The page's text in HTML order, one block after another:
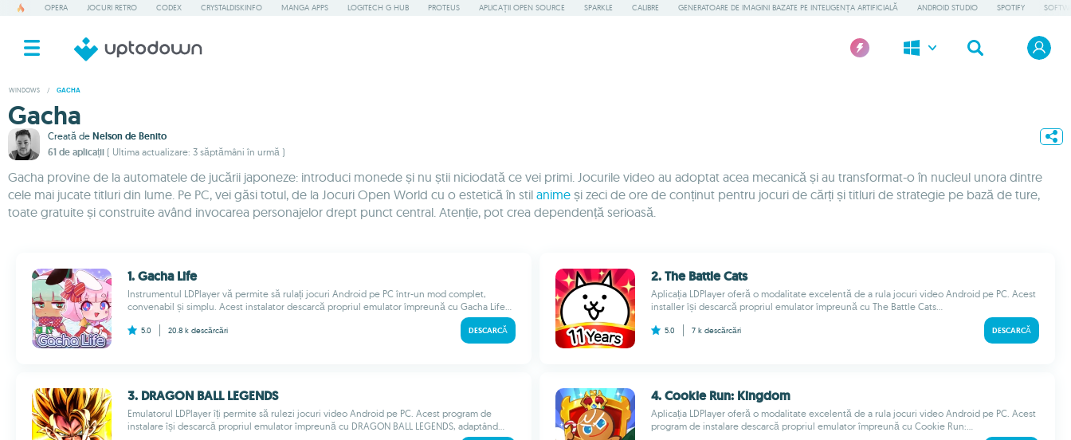
OPERA JOCURI RETRO CODEX CRYSTALDISKINFO MANGA APPS LOGITECH G HUB PROTEUS APLICAȚII OPEN SOURCE SPARKLE CALIBRE GENERATOARE DE IMAGINI BAZATE PE INTELIGENȚA ARTIFICIALĂ ANDROID STUDIO SPOTIFY
WINDOWS / GACHA
Gacha
Creată de Nelson de Benito
61 de aplicații ( Ultima actualizare: 3 săptămâni în urmă )
Gacha provine de la automatele de jucării japoneze: introduci monede și nu știi niciodată ce vei primi. Jocurile video au adoptat acea mecanică și au transformat-o în nucleul unora dintre
cele mai jucate titluri din lume. Pe PC, vei găsi totul, de la Jocuri Open World cu o estetică în stil anime și zeci de ore de conținut pentru jocuri de cărți și titluri de strategie pe bază de ture,
toate gratuite și construite având invocarea personajelor drept punct central. Atenție, pot crea dependență serioasă.
1. Gacha Life
Instrumentul LDPlayer vă permite să rulați jocuri Android pe PC într-un mod complet,
convenabil și simplu. Acest instalator descarcă propriul emulator împreună cu Gacha Life...
5.0 20.8 k descărcări DESCARCĂ
2. The Battle Cats
Aplicația LDPlayer oferă o modalitate excelentă de a rula jocuri video Android pe PC. Acest
installer își descarcă propriul emulator împreună cu The Battle Cats...
5.0 7 k descărcări DESCARCĂ
3. DRAGON BALL LEGENDS
Emulatorul LDPlayer îți permite să rulezi jocuri video Android pe PC. Acest program de
instalare își descarcă propriul emulator împreună cu DRAGON BALL LEGENDS, adaptând...
4. Cookie Run: Kingdom
Aplicația LDPlayer oferă o modalitate excelentă de a rula jocuri video Android pe PC. Acest
program de instalare descarcă propriul emulator împreună cu Cookie Run:...